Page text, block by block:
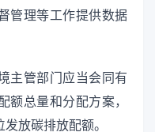
管理等工作提供数据
主管部门应当会同有
额总量和分配方案，
放碳排放配额。